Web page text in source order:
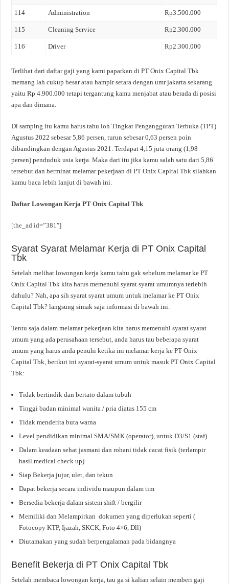
114 Administration Rp3.500.000
115 Cleaning Service Rp2.300.000
116 Driver Rp2.300.000
Terlihat dari daftar gaji yang kami paparkan di PT Onix Capital Tbk
memang lah cukup besar atau hampir setara dengan umr jakarta sekarang
yaitu Rp 4.900.000 tetapi tergantung kamu menjabat atau berada di posisi
apa dan dimana.
Di samping itu kamu harus tahu loh Tingkat Pengangguran Terbuka (TPT)
Agustus 2022 sebesar 5,86 persen, turun sebesar 0,63 persen poin
dibandingkan dengan Agustus 2021. Terdapat 4,15 juta orang (1,98
persen) penduduk usia kerja. Maka dari itu jika kamu salah satu dari 5,86
tersebut dan berminat melamar pekerjaan di PT Onix Capital Tbk silahkan
kamu baca lebih lanjut di bawah ini.
Daftar Lowongan Kerja PT Onix Capital Tbk
[the_ad id=”381″]
Syarat Syarat Melamar Kerja di PT Onix Capital
Tbk
Setelah melihat lowongan kerja kamu tahu gak sebelum melamar ke PT
Onix Capital Tbk kita harus memenuhi syarat syarat umumnya terlebih
dahulu? Nah, apa sih syarat syarat umum untuk melamar ke PT Onix
Capital Tbk? langsung simak saja informasi di bawah ini.
Tentu saja dalam melamar pekerjaan kita harus memenuhi syarat syarat
umum yang ada perusahaan tersebut, anda harus tau beberapa syarat
umum yang harus anda penuhi ketika ini melamar kerja ke PT Onix
Capital Tbk, berikut ini syarat-syarat umum untuk masuk PT Onix Capital
Tbk:
Tidak bertindik dan bertato dalam tubuh
Tinggi badan minimal wanita / pria diatas 155 cm
Tidak menderita buta warna
Level pendidikan minimal SMA/SMK (operator), untuk D3/S1 (staf)
Dalam keadaan sehat jasmani dan rohani tidak cacat fisik (terlampir
hasil medical check up)
Siap Bekerja jujur, ulet, dan tekun
Dapat bekerja secara individu maupun dalam tim
Bersedia bekerja dalam sistem shift / bergilir
Memiliki dan Melampirkan dokumen yang diperlukan seperti (
Fotocopy KTP, Ijazah, SKCK, Foto 4×6, Dll)
Diutamakan yang sudah berpengalaman pada bidangnya
Benefit Bekerja di PT Onix Capital Tbk
Setelah membaca lowongan kerja, tau ga si kalian selain memberi gaji